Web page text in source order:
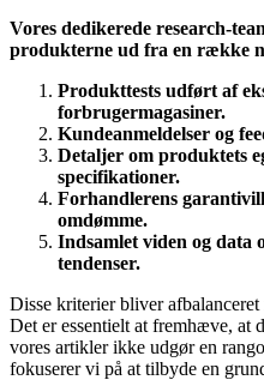
Vores dedikerede research-
produkterne ud fra en række
Produkttests udført af
forbrugermagasiner.
Kundeanmeldelser og
Detaljer om produktets
specifikationer.
Forhandlerens
omdømme.
Indsamlet viden og data
tendenser.
Disse kriterier bliver
Det er essentielt at fremhæve, at
vores artikler ikke udgør en
fokuserer vi på at tilbyde en